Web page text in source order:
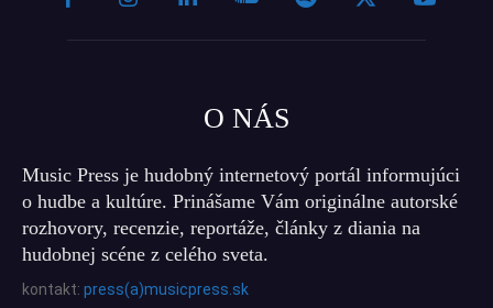
O NÁS
Music Press je hudobný internetový portál informujúci
o hudbe a kultúre. Prinášame Vám originálne autorské
rozhovory, recenzie, reportáže, články z diania na
hudobnej scéne z celého sveta.
kontakt: press(a)musicpress.sk